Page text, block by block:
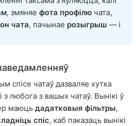
, змяняе фота профілю чата,
чата, пачынае розыгрыш — і
спісе чатаў дазваляе хутка
з любога з вашых чатаў. Вынікі ў
маюць дадатковыя фільтры,
спіс, каб паказаць вынікі